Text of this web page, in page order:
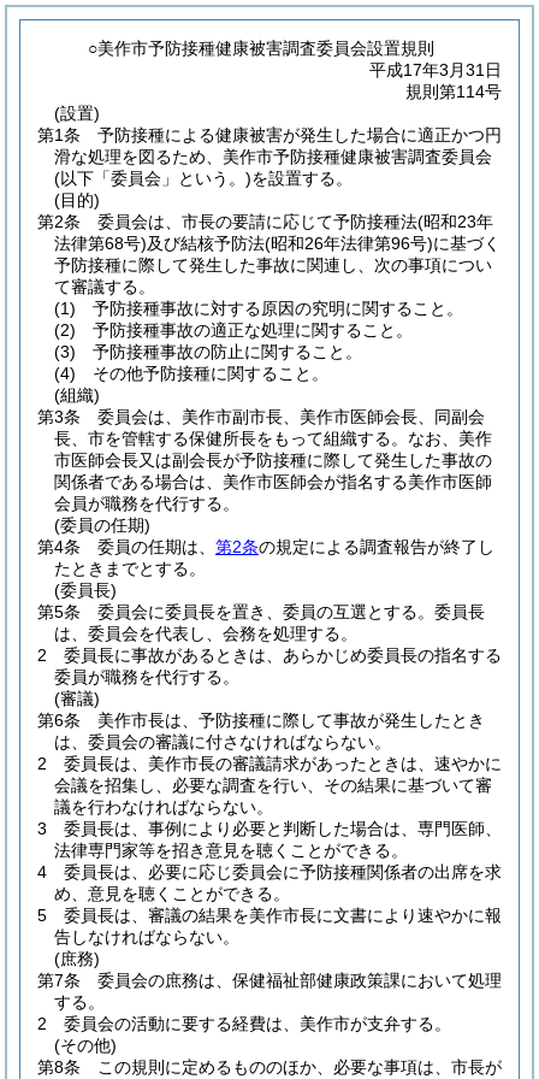
○美作市予防接種健康被害調査委員会設置規則
平成17年3月31日
規則第114号
(設置)
第1条
予防接種による健康被害が発生した場合に適正かつ円
滑な処理を図るため、美作市予防接種健康被害調査委員会
(以下「委員会」という。)を設置する。
(目的)
第2条
委員会は、市長の要請に応じて予防接種法(昭和23年
法律第68号)及び結核予防法(昭和26年法律第96号)に基づく
予防接種に際して発生した事故に関連し、次の事項につい
て審議する。
(1)
予防接種事故に対する原因の究明に関すること。
(2)
予防接種事故の適正な処理に関すること。
(3)
予防接種事故の防止に関すること。
(4)
その他予防接種に関すること。
(組織)
第3条
委員会は、美作市副市長、美作市医師会長、同副会
長、市を管轄する保健所長をもって組織する。 なお、美作
市医師会長又は副会長が予防接種に際して発生した事故の
関係者である場合は、美作市医師会が指名する美作市医師
会員が職務を代行する。
(委員の任期)
第4条
委員の任期は、 第2条の規定による調査報告が終了し
たときまでとする。
(委員長)
第5条
委員会に委員長を置き、委員の互選とする。 委員長
は、委員会を代表し、会務を処理する。
2
委員長に事故があるときは、あらかじめ委員長の指名する
委員が職務を代行する。
(審議)
第6条
美作市長は、予防接種に際して事故が発生したとき
は、委員会の審議に付さなければならない。
2
委員長は、美作市長の審議請求があったときは、速やかに
会議を招集し、必要な調査を行い、その結果に基づいて審
議を行わなければならない。
3
委員長は、事例により必要と判断した場合は、専門医師、
法律専門家等を招き意見を聴くことができる。
4
委員長は、必要に応じ委員会に予防接種関係者の出席を求
め、意見を聴くことができる。
5
委員長は、審議の結果を美作市長に文書により速やかに報
告しなければならない。
(庶務)
第7条
委員会の庶務は、保健福祉部健康政策課において処理
する。
2
委員会の活動に要する経費は、美作市が支弁する。
(その他)
第8条
この規則に定めるもののほか、必要な事項は、市長が